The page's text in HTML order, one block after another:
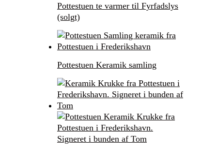
Pottestuen te varmer til Fyrfadslys
(solgt)
Pottestuen Keramik samling